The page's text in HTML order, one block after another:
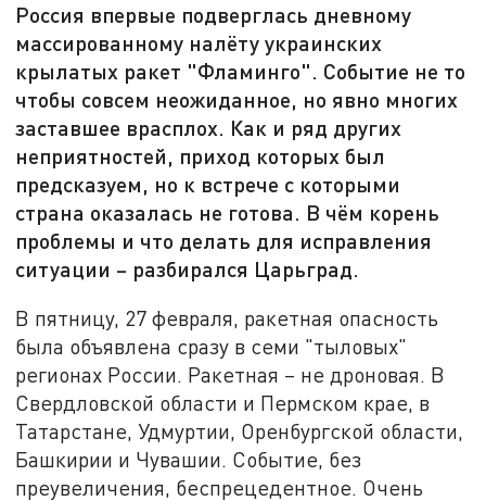
Россия впервые подверглась дневному
массированному налёту украинских
крылатых ракет "Фламинго". Событие не то
чтобы совсем неожиданное, но явно многих
заставшее врасплох. Как и ряд других
неприятностей, приход которых был
предсказуем, но к встрече с которыми
страна оказалась не готова. В чём корень
проблемы и что делать для исправления
ситуации – разбирался Царьград.
В пятницу, 27 февраля, ракетная опасность
была объявлена сразу в семи "тыловых"
регионах России. Ракетная – не дроновая. В
Свердловской области и Пермском крае, в
Татарстане, Удмуртии, Оренбургской области,
Башкирии и Чувашии. Событие, без
преувеличения, беспрецедентное. Очень